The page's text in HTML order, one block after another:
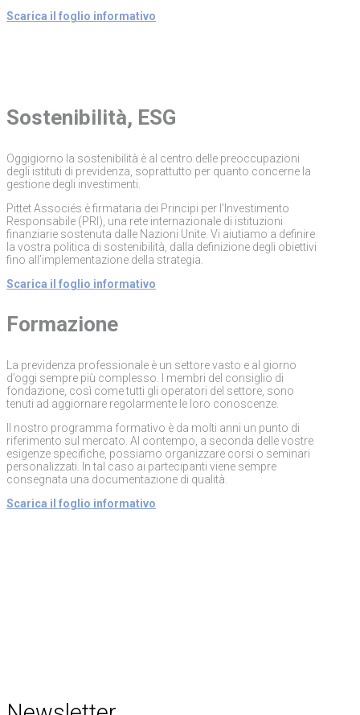
Scarica il foglio informativo
Sostenibilità, ESG
Oggigiorno la sostenibilità è al centro delle preoccupazioni
degli istituti di previdenza, soprattutto per quanto concerne la
gestione degli investimenti.
Pittet Associés è firmataria dei Principi per l’Investimento
Responsabile (PRI), una rete internazionale di istituzioni
finanziarie sostenuta dalle Nazioni Unite. Vi aiutiamo a definire
la vostra politica di sostenibilità, dalla definizione degli obiettivi
fino all’implementazione della strategia.
Scarica il foglio informativo
Formazione
La previdenza professionale è un settore vasto e al giorno
d’oggi sempre più complesso. I membri del consiglio di
fondazione, così come tutti gli operatori del settore, sono
tenuti ad aggiornare regolarmente le loro conoscenze.
Il nostro programma formativo è da molti anni un punto di
riferimento sul mercato. Al contempo, a seconda delle vostre
esigenze specifiche, possiamo organizzare corsi o seminari
personalizzati. In tal caso ai partecipanti viene sempre
consegnata una documentazione di qualità.
Scarica il foglio informativo